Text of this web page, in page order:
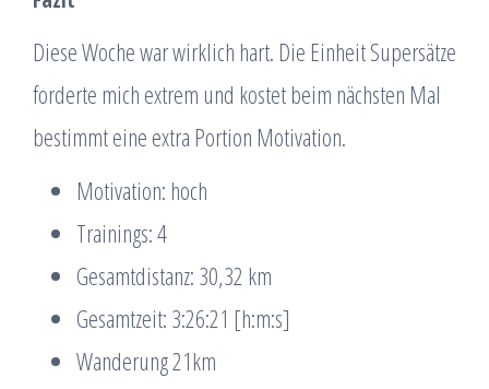
Diese Woche war wirklich hart. Die Einheit Supersätze
forderte mich extrem und kostet beim nächsten Mal
bestimmt eine extra Portion Motivation.
Motivation: hoch
Trainings: 4
Gesamtdistanz: 30,32 km
Gesamtzeit: 3:26:21 [h:m:s]
Wanderung 21km